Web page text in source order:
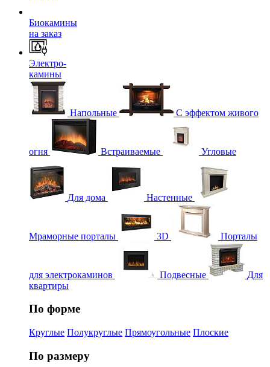
Биокамины
на заказ
Электро-
камины
Напольные С эффектом живого
огня Встраиваемые Угловые
Для дома Настенные
Мраморные порталы 3D Порталы
для электрокаминов Подвесные
Для
квартиры
По форме
Круглые Полукруглые Прямоугольные Плоские
По размеру